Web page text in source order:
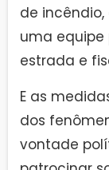
de
uma equipe
estrada e
E as
dos
vontade